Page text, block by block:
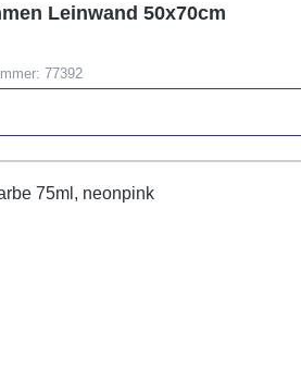
Leinwand 50x70cm
77392